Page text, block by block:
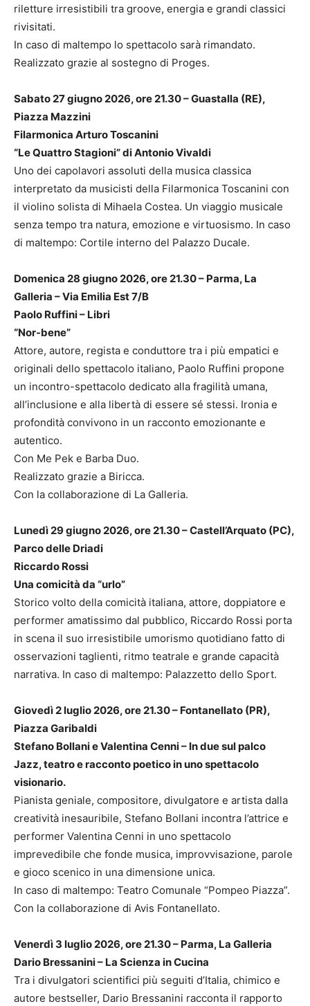
riletture irresistibili tra groove, energia e grandi classici
rivisitati.
In caso di maltempo lo spettacolo sarà rimandato.
Realizzato grazie al sostegno di Proges.
Sabato 27 giugno 2026, ore 21.30 – Guastalla (RE),
Piazza Mazzini
Filarmonica Arturo Toscanini
“Le Quattro Stagioni” di Antonio Vivaldi
Uno dei capolavori assoluti della musica classica
interpretato da musicisti della Filarmonica Toscanini con
il violino solista di Mihaela Costea. Un viaggio musicale
senza tempo tra natura, emozione e virtuosismo. In caso
di maltempo: Cortile interno del Palazzo Ducale.
Domenica 28 giugno 2026, ore 21.30 – Parma, La
Galleria – Via Emilia Est 7/B
Paolo Ruffini – Libri
“Nor-bene”
Attore, autore, regista e conduttore tra i più empatici e
originali dello spettacolo italiano, Paolo Ruffini propone
un incontro-spettacolo dedicato alla fragilità umana,
all’inclusione e alla libertà di essere sé stessi. Ironia e
profondità convivono in un racconto emozionante e
autentico.
Con Me Pek e Barba Duo.
Realizzato grazie a Biricca.
Con la collaborazione di La Galleria.
Lunedì 29 giugno 2026, ore 21.30 – Castell’Arquato (PC),
Parco delle Driadi
Riccardo Rossi
Una comicità da “urlo”
Storico volto della comicità italiana, attore, doppiatore e
performer amatissimo dal pubblico, Riccardo Rossi porta
in scena il suo irresistibile umorismo quotidiano fatto di
osservazioni taglienti, ritmo teatrale e grande capacità
narrativa. In caso di maltempo: Palazzetto dello Sport.
Giovedì 2 luglio 2026, ore 21.30 – Fontanellato (PR),
Piazza Garibaldi
Stefano Bollani e Valentina Cenni – In due sul palco
Jazz, teatro e racconto poetico in uno spettacolo
visionario.
Pianista geniale, compositore, divulgatore e artista dalla
creatività inesauribile, Stefano Bollani incontra l’attrice e
performer Valentina Cenni in uno spettacolo
imprevedibile che fonde musica, improvvisazione, parole
e gioco scenico in una dimensione unica.
In caso di maltempo: Teatro Comunale “Pompeo Piazza”.
Con la collaborazione di Avis Fontanellato.
Venerdì 3 luglio 2026, ore 21.30 – Parma, La Galleria
Dario Bressanini – La Scienza in Cucina
Tra i divulgatori scientifici più seguiti d’Italia, chimico e
autore bestseller, Dario Bressanini racconta il rapporto